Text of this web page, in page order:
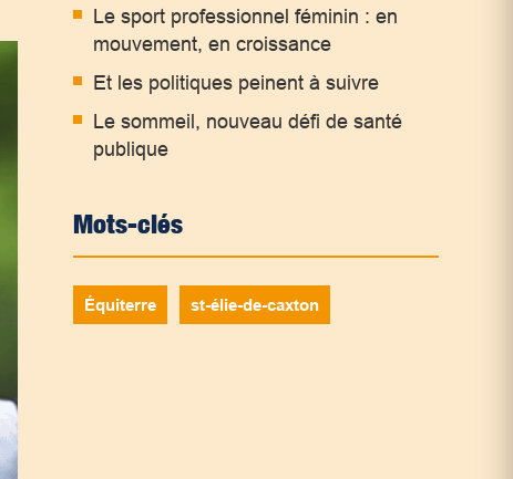
Le sport professionnel féminin : en
mouvement, en croissance
Et les politiques peinent à suivre
Le sommeil, nouveau défi de santé
publique
Mots-clés
Équiterre st-élie-de-caxton